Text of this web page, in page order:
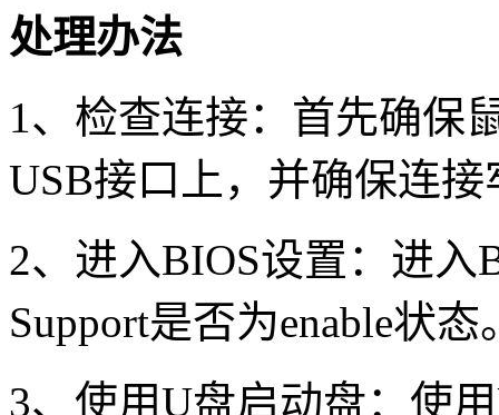
处理办法
1 、检查连接：首先确保
USB接口上，并确保连接
2、进入BIOS设置：进入
Support是否为enable状态
3、使用U盘启动盘：使用